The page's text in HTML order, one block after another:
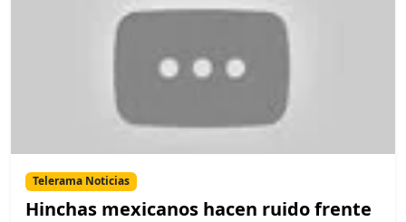
Telerama Noticias
Hinchas mexicanos hacen ruido frente